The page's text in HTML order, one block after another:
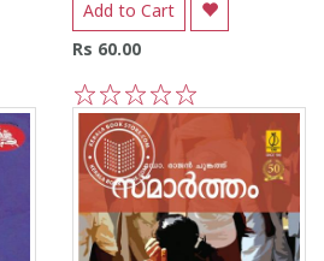
Add to Cart
Rs 60.00
5
4
3
2
1